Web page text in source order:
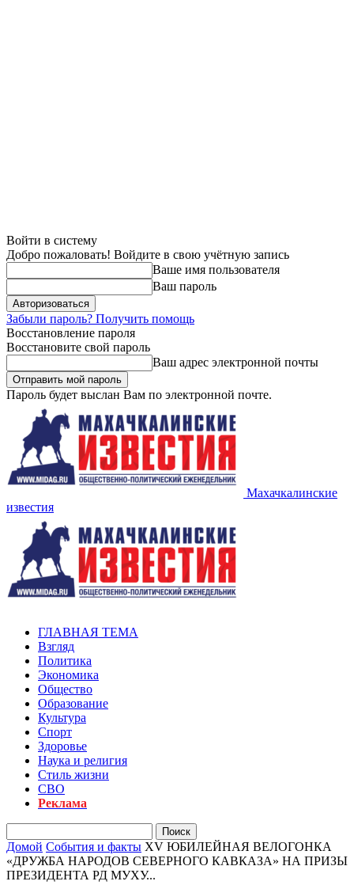
Войти в систему
Добро пожаловать! Войдите в свою учётную запись
Ваше имя пользователя
Ваш пароль
Забыли пароль? Получить помощь
Восстановление пароля
Восстановите свой пароль
Ваш адрес электронной почты
Пароль будет выслан Вам по электронной почте.
Махачкалинские
известия
ГЛАВНАЯ ТЕМА
Взгляд
Политика
Экономика
Общество
Образование
Культура
Спорт
Здоровье
Наука и религия
Стиль жизни
СВО
Реклама
Домой События и факты XV ЮБИЛЕЙНАЯ ВЕЛОГОНКА
«ДРУЖБА НАРОДОВ СЕВЕРНОГО КАВКАЗА» НА ПРИЗЫ
ПРЕЗИДЕНТА РД МУХУ...